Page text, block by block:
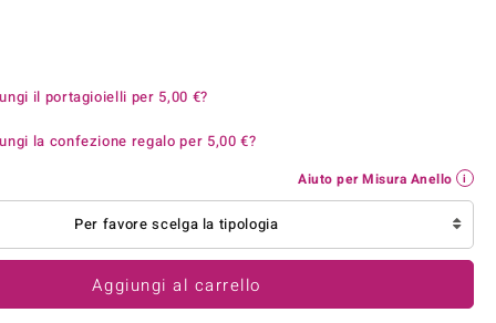
Gioielli in più varianti
il portagioielli per 5,00 €?
la confezione regalo per 5,00 €?
Aiuto per Misura Anello
Per favore scelga la tipologia
Aggiungi al carrello